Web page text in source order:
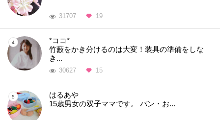
31707 19
*ココ*
竹藪をかき分けるのは大変！装具の準備をしな
き...
30627 15
はるあや
15歳男女の双子ママです。 パン・お...